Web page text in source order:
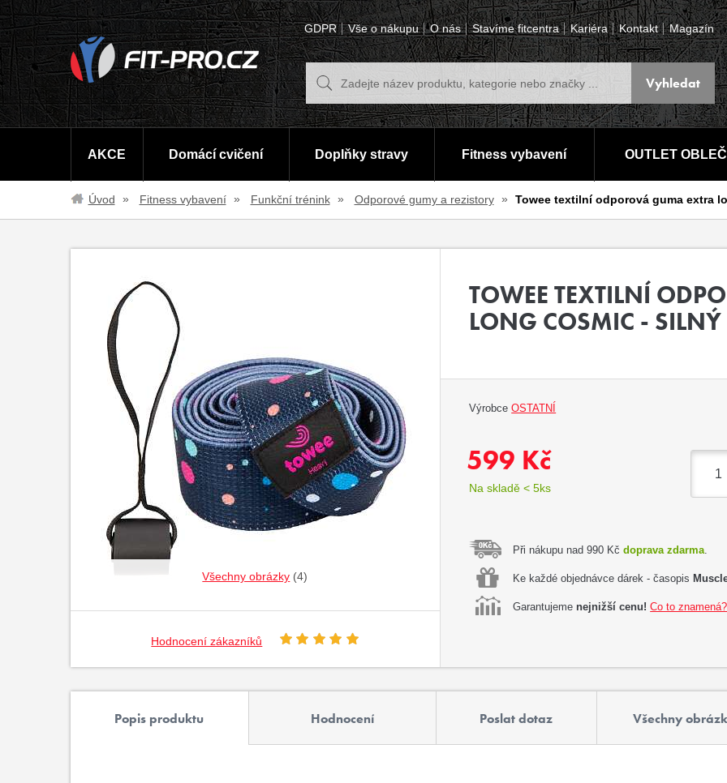
GDPR Vše o nákupu O nás Stavíme fitcentra Kariéra Kontakt Magazín
AKCE Domácí cvičení Doplňky stravy Fitness vybavení OUTLET
Úvod Fitness vybavení Funkční trénink Odporové gumy a rezistory Towee textilní odporová guma extra
Všechny obrázky (4)
Hodnocení zákazníků
TOWEE TEXTILNÍ
LONG COSMIC -
VýrobceOSTATNÍ
599 Kč
Na skladě < 5ks
Při nákupu nad 990 Kčdoprava zdarma.
Ke každé objednávce dárek - časopis
Garantujeme nejnižší cenu! Co to znamená?
Popis produktu Hodnocení Poslat dotaz Všechny